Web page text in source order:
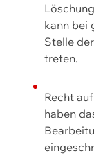
kann bei
Stelle
treten.
Recht
haben